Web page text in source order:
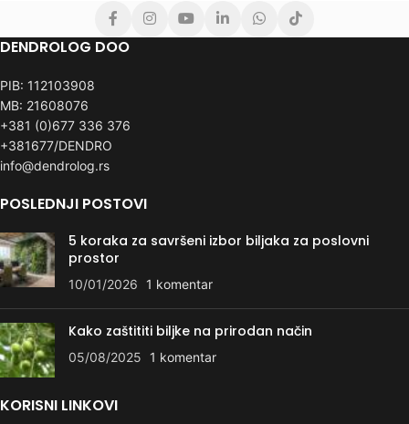
DENDROLOG DOO
PIB: 112103908
MB: 21608076
+381 (0)677 336 376
+381677/DENDRO
info@dendrolog.rs
POSLEDNJI POSTOVI
5 koraka za savršeni izbor biljaka za poslovni
prostor
10/01/2026 1 komentar
Kako zaštititi biljke na prirodan način
05/08/2025 1 komentar
KORISNI LINKOVI